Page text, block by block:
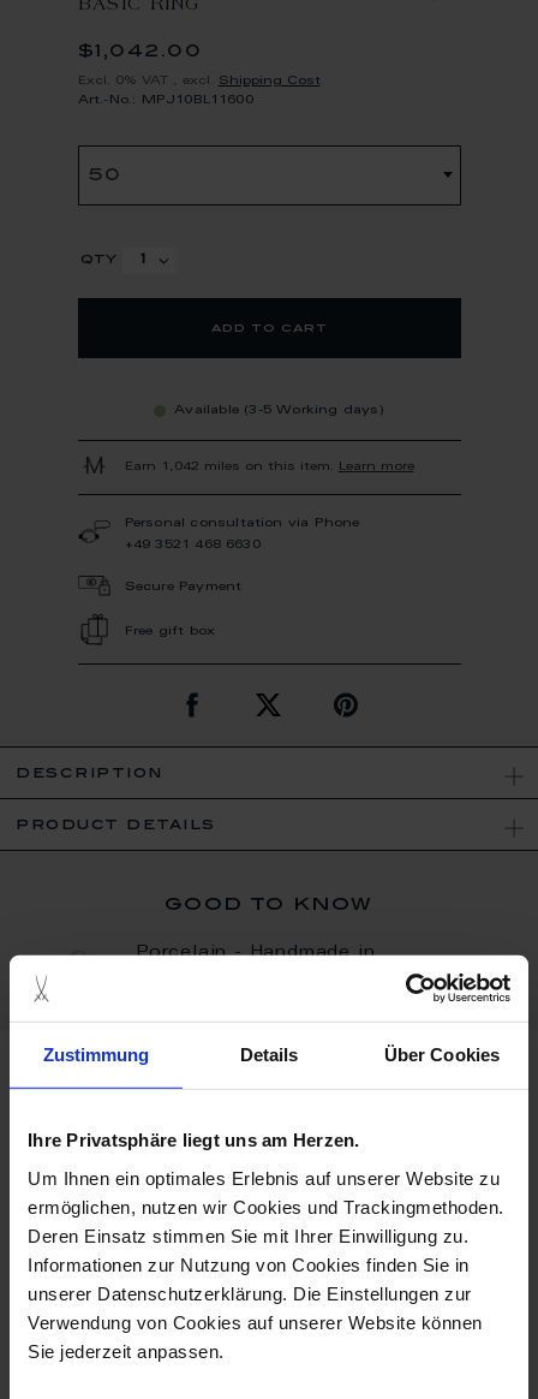
Zustimmung Details Über Cookies
Ihre Privatsphäre liegt uns am Herzen.
Um Ihnen ein optimales Erlebnis auf unserer Website zu
ermöglichen, nutzen wir Cookies und Trackingmethoden.
Deren Einsatz stimmen Sie mit Ihrer Einwilligung zu.
Informationen zur Nutzung von Cookies finden Sie in
unserer Datenschutzerklärung. Die Einstellungen zur
Verwendung von Cookies auf unserer Website können
Sie jederzeit anpassen.
BASIC RING
$1,042.00
Excl. 0% VAT excl. Shipping Cost
Art.-No.: MPJ10BL11600
50
qty
add to cart
Available (3-5 Working days)
Earn 1,042 miles on this item. Learn more
Personal consultation via Phone
+49 3521 468 6630
Secure Payment
Free gift box
description
product details
good to know
Porcelain - Handmade in